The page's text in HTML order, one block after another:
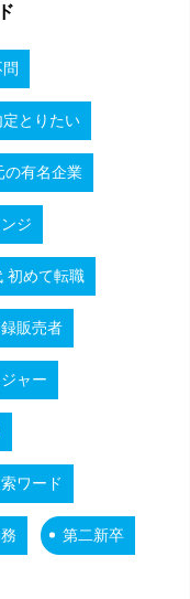
定とりたい
の有名企業
ジ
初めて転職
販売者
ャー
ワード
第二新卒